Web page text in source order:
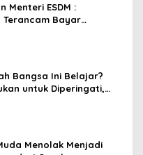
Menteri ESDM :
Bayar
Bangsa Ini Belajar?
untuk Diperingati,
Menolak Menjadi